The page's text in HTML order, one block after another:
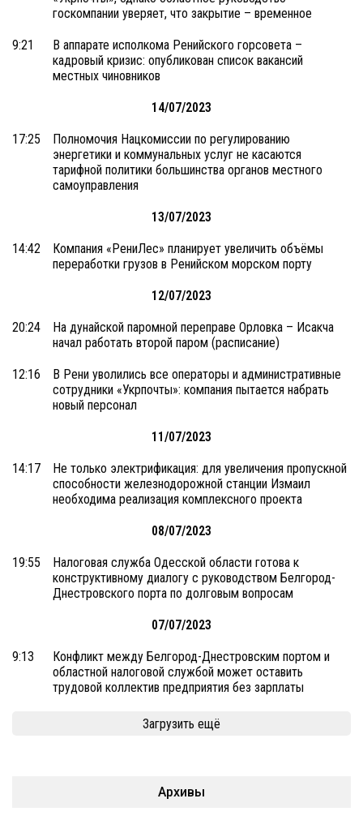
госкомпании уверяет, что закрытие – временное
9:21
В аппарате исполкома Ренийского горсовета –
кадровый кризис: опубликован список вакансий
местных чиновников
14/07/2023
17:25
Полномочия Нацкомиссии по регулированию
энергетики и коммунальных услуг не касаются
тарифной политики большинства органов местного
самоуправления
13/07/2023
14:42
Компания «РениЛес» планирует увеличить объёмы
переработки грузов в Ренийском морском порту
12/07/2023
20:24
На дунайской паромной переправе Орловка – Исакча
начал работать второй паром (расписание)
12:16
В Рени уволились все операторы и административные
сотрудники «Укрпочты»: компания пытается набрать
новый персонал
11/07/2023
14:17
Не только электрификация: для увеличения пропускной
способности железнодорожной станции Измаил
необходима реализация комплексного проекта
08/07/2023
19:55
Налоговая служба Одесской области готова к
конструктивному диалогу с руководством Белгород-
Днестровского порта по долговым вопросам
07/07/2023
9:13
Конфликт между Белгород-Днестровским портом и
областной налоговой службой может оставить
трудовой коллектив предприятия без зарплаты
Загрузить ещё
Архивы